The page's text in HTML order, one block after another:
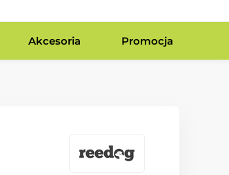
Akcesoria Promocja